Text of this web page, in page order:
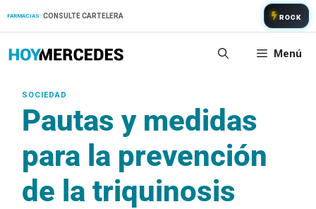
FARMACIAS: CONSULTE CARTELERA ROCK
Menú
Pautas y medidas
para la prevención
de la triquinosis